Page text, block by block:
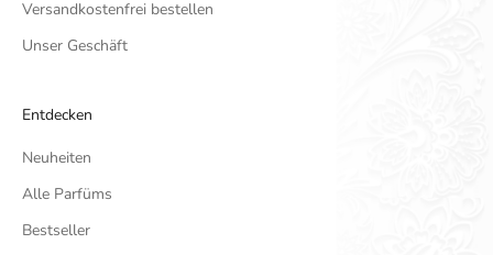
Versandkostenfrei bestellen
Unser Geschäft
Entdecken
Neuheiten
Alle Parfüms
Bestseller